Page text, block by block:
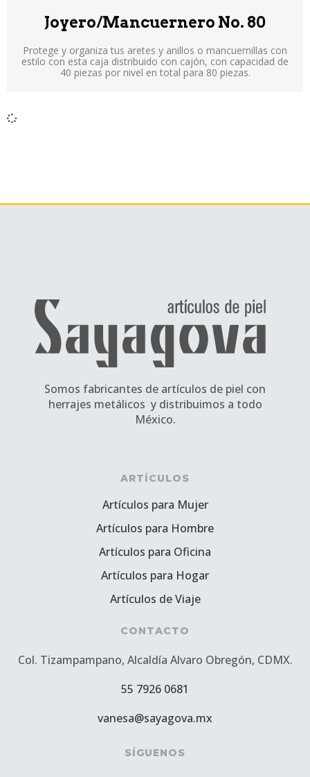
Joyero/Mancuernero No. 80
Protege y organiza tus aretes y anillos o mancuernillas con
estilo con esta caja distribuido con cajón, con capacidad de
40 piezas por nivel en total para 80 piezas.
Somos fabricantes de artículos de piel con
herrajes metálicos y distribuimos a todo
México.
ARTÍCULOS
Artículos para Mujer
Artículos para Hombre
Artículos para Oficina
Artículos para Hogar
Artículos de Viaje
CONTACTO
Col. Tizampampano, Alcaldía Alvaro Obregón, CDMX.
55 7926 0681
vanesa@sayagova.mx
SÍGUENOS